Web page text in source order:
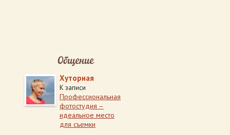
Общение
Хуторная
К записи
Профессиональная
фотостудия –
идеальное место
для съемки